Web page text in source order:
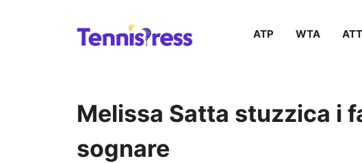
ATP WTA
Melissa Satta stuzzica i
sognare